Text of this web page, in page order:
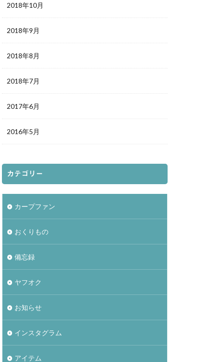
2018年10月
2018年9月
2018年8月
2018年7月
2017年6月
2016年5月
カテゴリー
カープファン
おくりもの
備忘録
ヤフオク
お知らせ
インスタグラム
アイテム